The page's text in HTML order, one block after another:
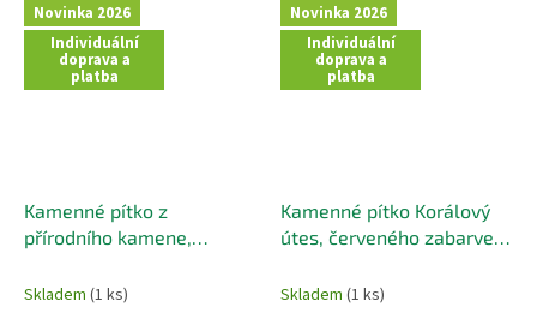
Novinka 2026
Individuální
doprava a
platba
Kamenné pítko z
přírodního kamene,
34x33 cm
Skladem (1 ks)
Novinka 2026
Individuální
doprava a
platba
Kamenné pítko Korálový
útes, červeného zabarvení
Skladem (1 ks)